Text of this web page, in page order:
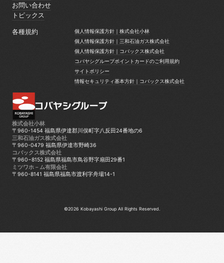
株式会社小林
〒960-1454 福島県伊達郡川俣町字八反田24番地の6
三和石油ガス株式会社
〒960-0479 福島県伊達市野崎36
コバックス株式会社
〒960−8152 福島県福島市鳥谷野字扇田29番1
ミツワホ－ム有限会社
〒960-8141 福島県福島市渡利字舟場14-1
グループ実績
お問い合わせ
お問い合わせ
トピックス
各種規約
個人情報保護方針｜株式会社小林
個人情報保護方針｜株式会社小林
個人情報保護方針｜三和石油ガス株式会社
個人情報保護方針｜三和石油ガス株式会社
個人情報保護方針｜コバックス株式会社
個人情報保護方針｜コバックス株式会社
コバヤシグループポイントカードのご利用規約
コバヤシグループポイントカードのご利用規約
サイトポリシー
サイトポリシー
情報セキュリティ基本方針｜コバックス株式会社
©2026 Kobayashi Group All Rights Reserved.